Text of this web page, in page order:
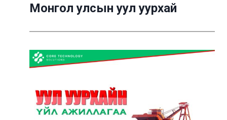
Монгол улсын уул уурхай